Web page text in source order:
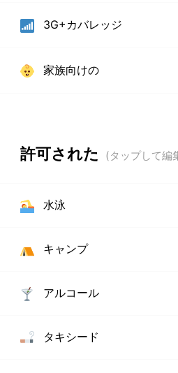
3G+カバレッジ
家族向けの
許可された
水泳
キャンプ
アルコール
タキシード